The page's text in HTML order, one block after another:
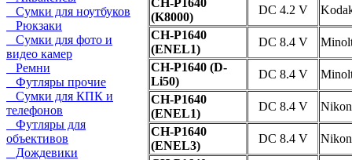
Сумки для ноутбуков
Рюкзаки
Сумки для фото и
видео камер
Ремни
Футляры прочие
Сумки для КПК и
телефонов
Футляры для
объективов
Дождевики
CH-P1640
(K8000)
DC 4.2 V
CH-P1640
(ENEL1)
DC 8.4 V
CH-P1640 (D-
Li50)
DC 8.4 V
CH-P1640
(ENEL1)
DC 8.4 V
Nikon
CH-P1640
(ENEL3)
DC 8.4 V
Nikon